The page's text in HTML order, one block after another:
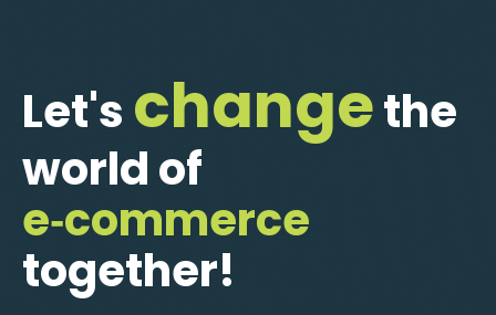
Let's changethe
world of
e‑commerce
together!